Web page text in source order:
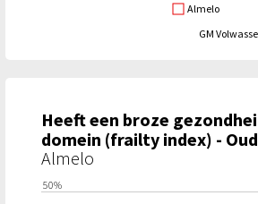
Almelo
GM
Heeft een broze
domein (frailty index) -
Almelo
50%